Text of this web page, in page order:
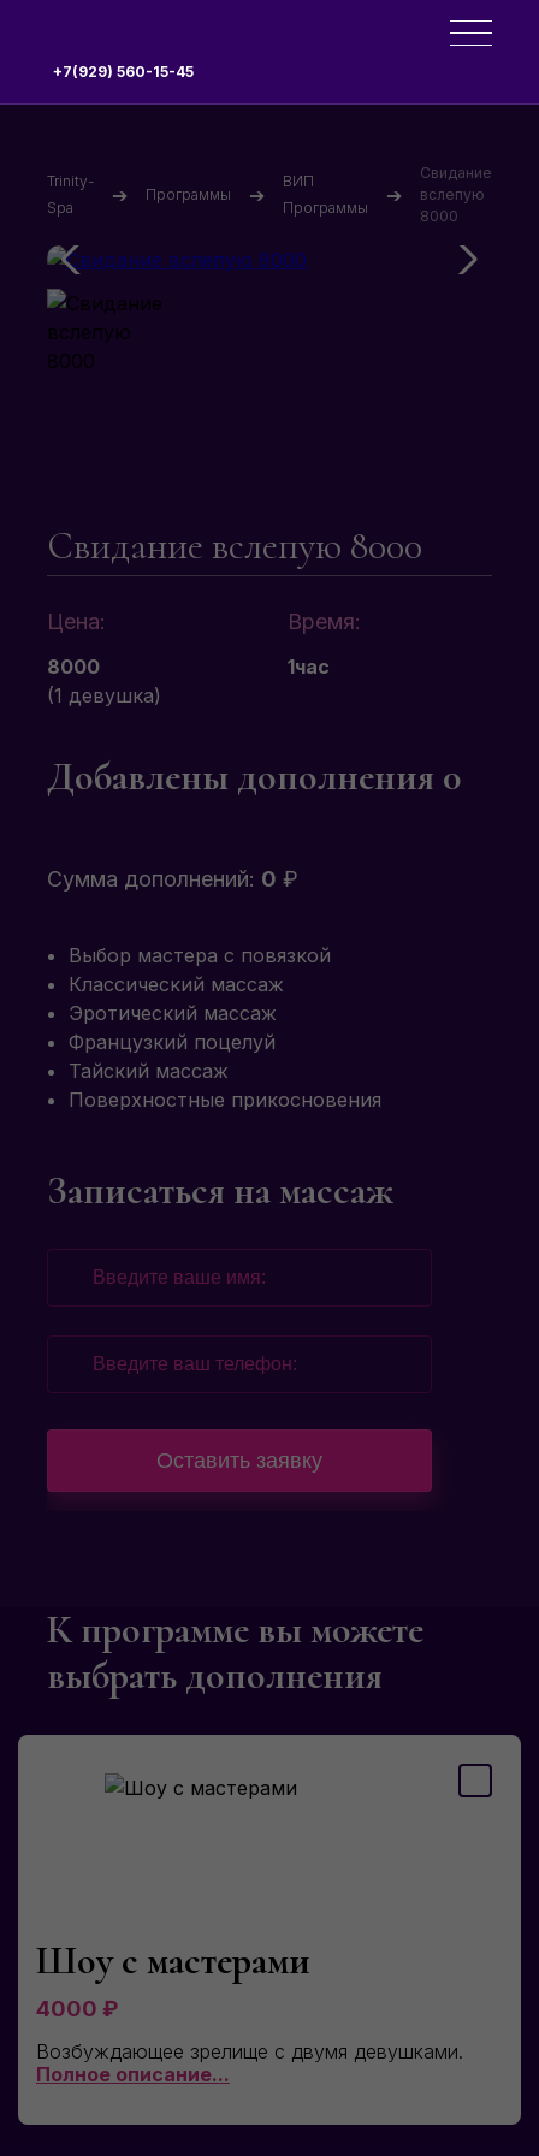
+7(929) 560-15-45
Trinity-
Spa
➔ Программы ➔
ВИП
Программы
➔
Свидание
вслепую
8000
Свидание вслепую 8000
Цена: Время:
8000
(1 девушка)
1час
Добавлены дополнения 0
Сумма дополнений: 0 ₽
Выбор мастера с повязкой
Классический массаж
Эротический массаж
Французкий поцелуй
Тайский массаж
Поверхностные прикосновения
Записаться на массаж
К программе вы можете
выбрать дополнения
Шоу с мастерами
4000 ₽
Возбуждающее зрелище с двумя девушками.
Полное описание...